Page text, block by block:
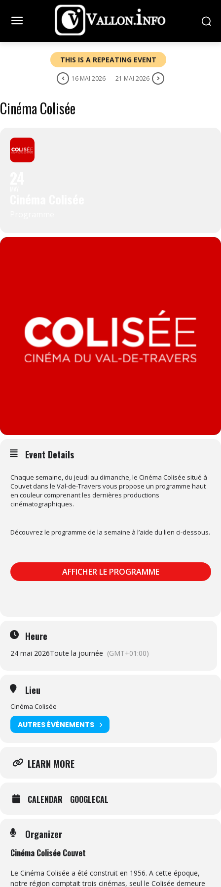
THIS IS A REPEATING EVENT
16 MAI 2026 21 MAI 2026
Cinéma Colisée
Event Details
Chaque semaine, du jeudi au dimanche, le Cinéma Colisée situé à
Couvet dans le Val-de-Travers vous propose un programme haut
en couleur comprenant les dernières productions
cinématographiques.
Découvrez le programme de la semaine à l’aide du lien ci-dessous.
AFFICHER LE PROGRAMME
Heure
24 mai 2026Toute la journée (GMT+01:00)
Lieu
Cinéma Colisée
AUTRES ÉVÉNEMENTS
LEARN MORE
CALENDAR GOOGLECAL
Organizer
Cinéma Colisée Couvet
Le Cinéma Colisée a été construit en 1956. A cette époque,
notre région comptait trois cinémas, seul le Colisée demeure